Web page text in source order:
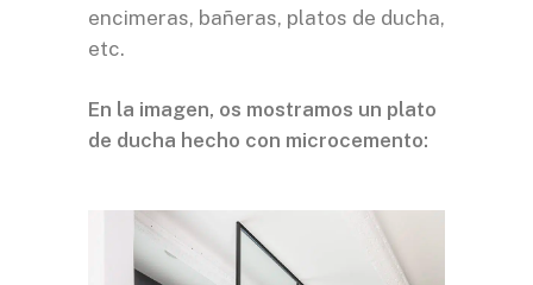
encimeras, bañeras, platos de ducha,
etc.
En la imagen, os mostramos un plato
de ducha hecho con microcemento: